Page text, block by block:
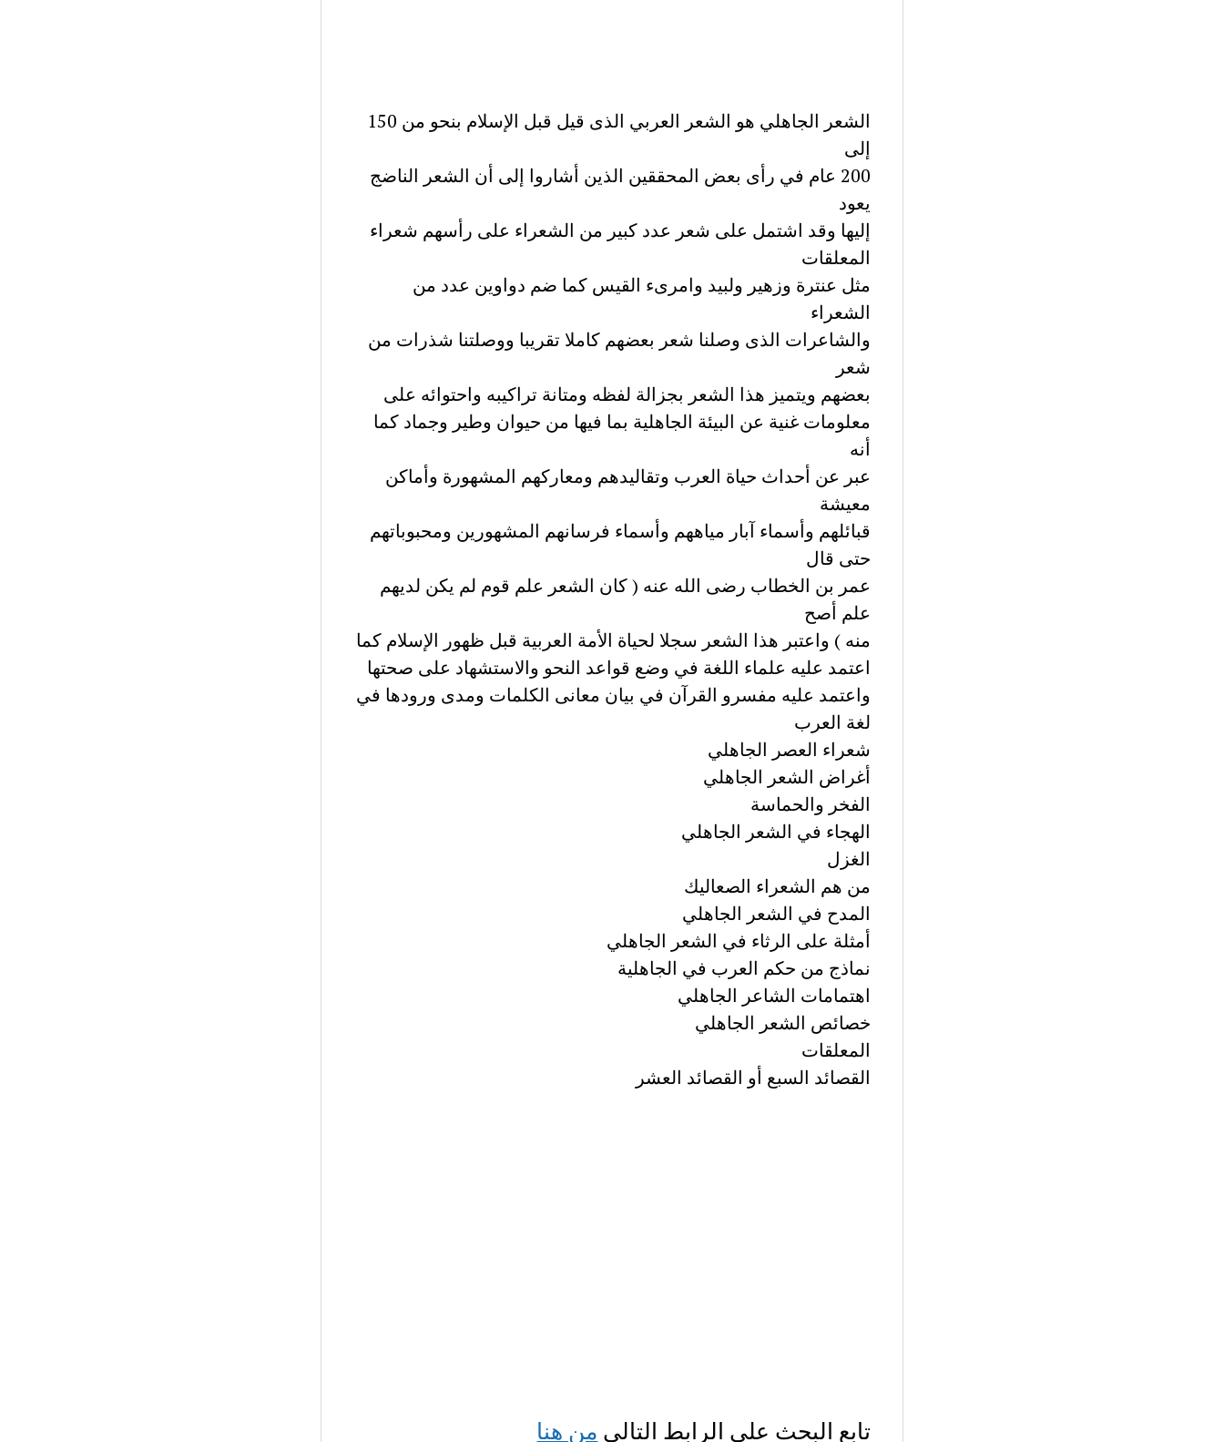
الشعر الجاهلي هو الشعر العربي الذى قيل قبل الإسلام بنحو من 150
إلى
200 عام في رأى بعض المحققين الذين أشاروا إلى أن الشعر الناضج
يعود
إليها وقد اشتمل على شعر عدد كبير من الشعراء على رأسهم شعراء
المعلقات
مثل عنترة وزهير ولبيد وامرىء القيس كما ضم دواوين عدد من
الشعراء
والشاعرات الذى وصلنا شعر بعضهم كاملا تقريبا ووصلتنا شذرات من
شعر
بعضهم ويتميز هذا الشعر بجزالة لفظه ومتانة تراكيبه واحتوائه على
معلومات غنية عن البيئة الجاهلية بما فيها من حيوان وطير وجماد كما
أنه
عبر عن أحداث حياة العرب وتقاليدهم ومعاركهم المشهورة وأماكن
معيشة
قبائلهم وأسماء آبار مياههم وأسماء فرسانهم المشهورين ومحبوباتهم
حتى قال
عمر بن الخطاب رضى الله عنه ( كان الشعر علم قوم لم يكن لديهم
علم أصح
منه ) واعتبر هذا الشعر سجلا لحياة الأمة العربية قبل ظهور الإسلام كما
اعتمد عليه علماء اللغة في وضع قواعد النحو والاستشهاد على صحتها
واعتمد عليه مفسرو القرآن في بيان معانى الكلمات ومدى ورودها في
لغة العرب
شعراء العصر الجاهلي
أغراض الشعر الجاهلي
الفخر والحماسة
الهجاء في الشعر الجاهلي
الغزل
من هم الشعراء الصعاليك
المدح في الشعر الجاهلي
أمثلة على الرثاء في الشعر الجاهلي
نماذج من حكم العرب في الجاهلية
اهتمامات الشاعر الجاهلي
خصائص الشعر الجاهلي
المعلقات
القصائد السبع أو القصائد العشر
تابع البحث على الرابط التالي من هنا